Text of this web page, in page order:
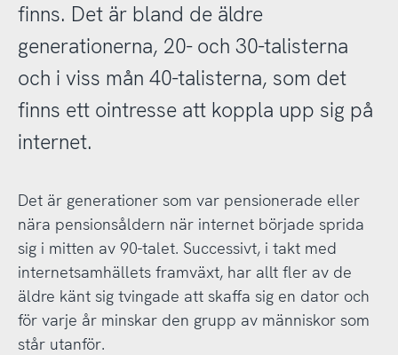
finns. Det är bland de äldre
generationerna, 20- och 30-talisterna
och i viss mån 40-talisterna, som det
finns ett ointresse att koppla upp sig på
internet.
Det är generationer som var pensionerade eller
nära pensionsåldern när internet började sprida
sig i mitten av 90-talet. Successivt, i takt med
internetsamhällets framväxt, har allt fler av de
äldre känt sig tvingade att skaffa sig en dator och
för varje år minskar den grupp av människor som
står utanför.